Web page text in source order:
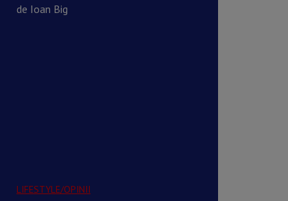
de Ioan Big
LIFESTYLE/OPINII